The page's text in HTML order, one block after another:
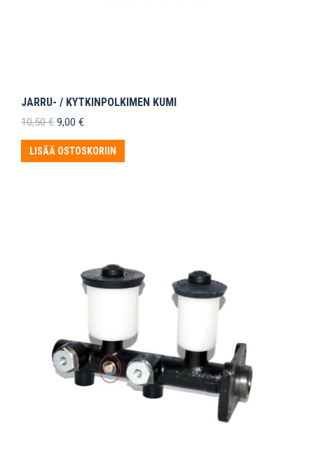
JARRU- / KYTKINPOLKIMEN KUMI
10,50€ Alkuperäinen
oli:
10,50 €.
9,00 €Nykyinen
on:
9,00 €.
LISÄÄ OSTOSKORIIN